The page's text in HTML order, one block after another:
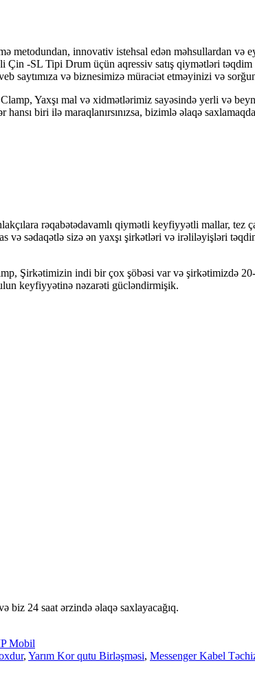
metodundan, innovativ istehsal edən məhsullardan və
-SL Tipi Drum üçün aqressiv satış qiymətləri
saytımıza və biznesimizə müraciət etməyinizi və
Yaxşı mal və xidmətlərimiz sayəsində yerli və
hansı biri ilə maraqlanırsınızsa, bizimlə əlaqə
rəqabətədavamlı qiymətli keyfiyyətli mallar, tez
sədaqətlə sizə ən yaxşı şirkətləri və irəliləyişləri təqdim
Şirkətimizin indi bir çox şöbəsi var və şirkətimizdə 20-
keyfiyyətinə nəzarəti gücləndirmişik.
biz 24 saat ərzində əlaqə saxlayacağıq.
Mobil
, Yarım Kor qutu Birləşməsi, Messenger Kabel